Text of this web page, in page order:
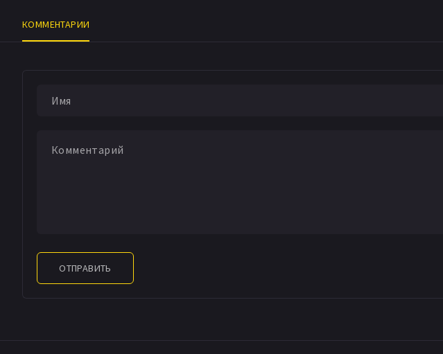
КОММЕНТАРИИ
ОТПРАВИТЬ